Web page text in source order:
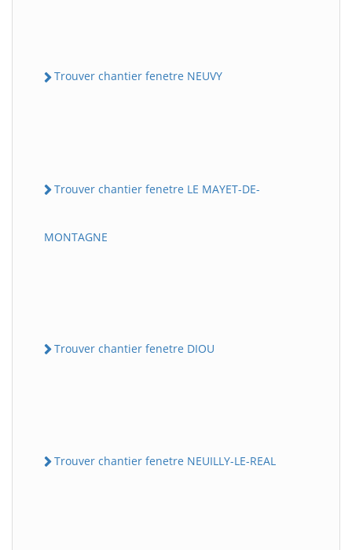
Trouver chantier fenetre NEUVY
Trouver chantier fenetre LE MAYET-DE-
MONTAGNE
Trouver chantier fenetre DIOU
Trouver chantier fenetre NEUILLY-LE-REAL